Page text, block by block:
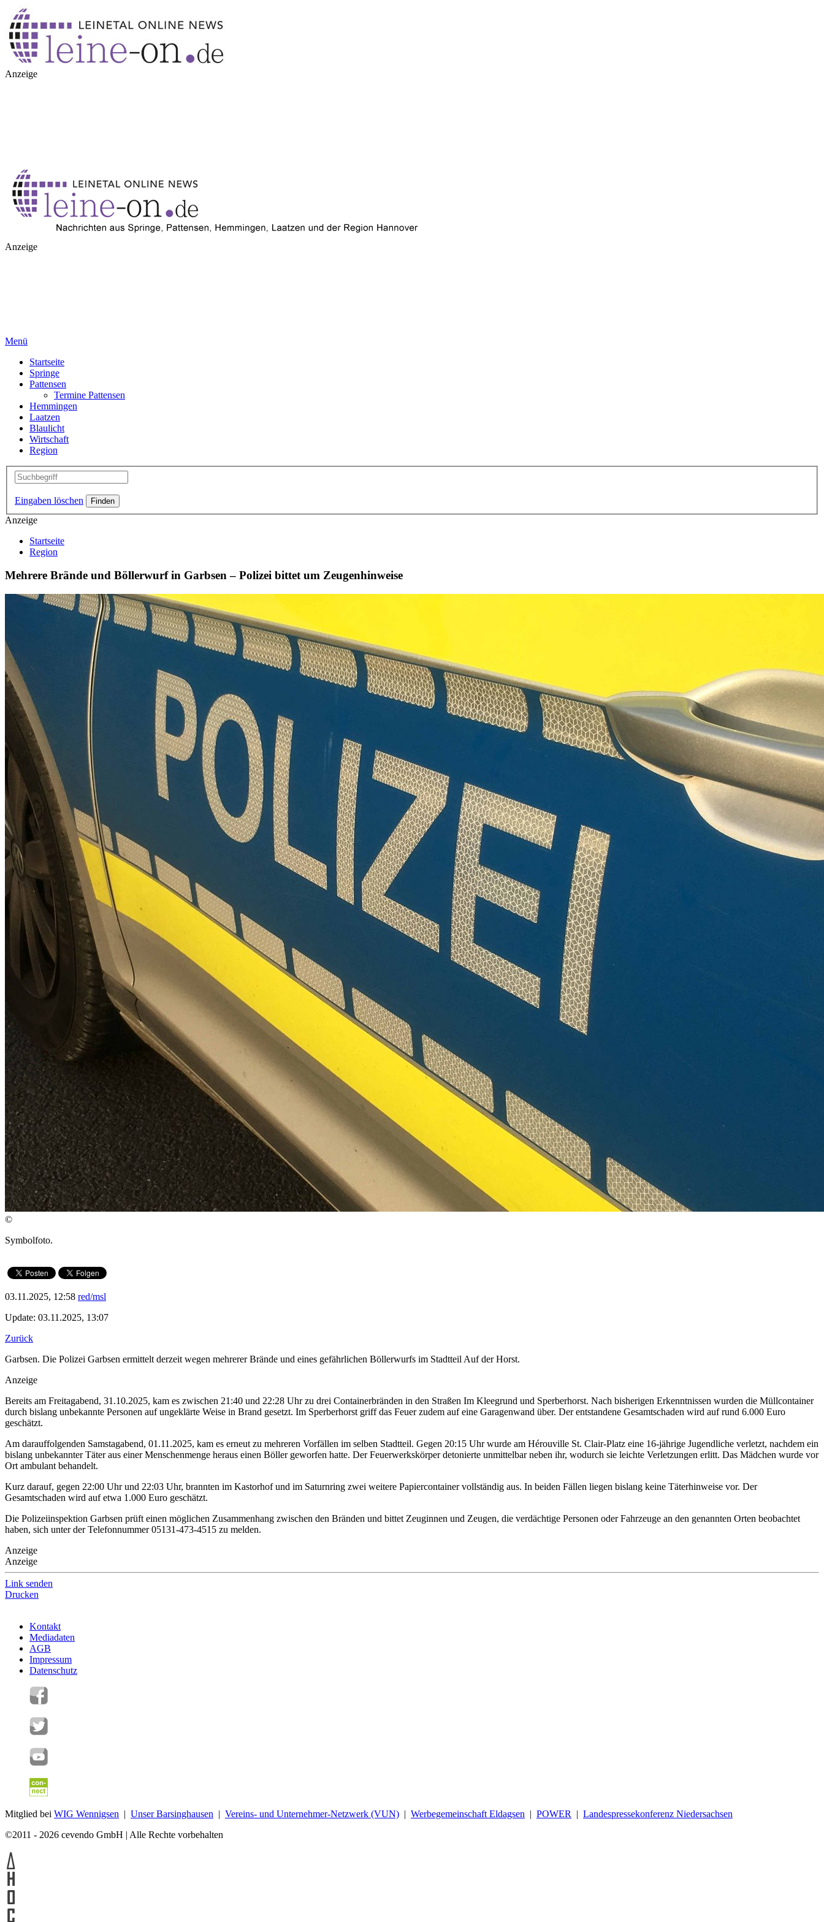
Anzeige
Anzeige
Menü
Startseite
Springe
Pattensen
Termine Pattensen
Hemmingen
Laatzen
Blaulicht
Wirtschaft
Region
Eingaben löschen
Anzeige
Startseite
Region
Mehrere Brände und Böllerwurf in Garbsen – Polizei bittet um Zeugenhinweise
©
Symbolfoto.
03.11.2025, 12:58 red/msl
Update: 03.11.2025, 13:07
Zurück
Garbsen. Die Polizei Garbsen ermittelt derzeit wegen mehrerer Brände und eines gefährlichen Böllerwurfs im Stadtteil Auf der Horst.
Anzeige
Bereits am Freitagabend, 31.10.2025, kam es zwischen 21:40 und 22:28 Uhr zu drei Containerbränden in den Straßen Im Kleegrund und Sperberhorst. Nach bisherigen Erkenntnissen wurden die Müllcontainer
durch bislang unbekannte Personen auf ungeklärte Weise in Brand gesetzt. Im Sperberhorst griff das Feuer zudem auf eine Garagenwand über. Der entstandene Gesamtschaden wird auf rund 6.000 Euro
geschätzt.
Am darauffolgenden Samstagabend, 01.11.2025, kam es erneut zu mehreren Vorfällen im selben Stadtteil. Gegen 20:15 Uhr wurde am Hérouville St. Clair-Platz eine 16-jährige Jugendliche verletzt, nachdem ein
bislang unbekannter Täter aus einer Menschenmenge heraus einen Böller geworfen hatte. Der Feuerwerkskörper detonierte unmittelbar neben ihr, wodurch sie leichte Verletzungen erlitt. Das Mädchen wurde vor
Ort ambulant behandelt.
Kurz darauf, gegen 22:00 Uhr und 22:03 Uhr, brannten im Kastorhof und im Saturnring zwei weitere Papiercontainer vollständig aus. In beiden Fällen liegen bislang keine Täterhinweise vor. Der
Gesamtschaden wird auf etwa 1.000 Euro geschätzt.
Die Polizeiinspektion Garbsen prüft einen möglichen Zusammenhang zwischen den Bränden und bittet Zeuginnen und Zeugen, die verdächtige Personen oder Fahrzeuge an den genannten Orten beobachtet
haben, sich unter der Telefonnummer 05131-473-4515 zu melden.
Anzeige
Anzeige
Link senden
Drucken
Kontakt
Mediadaten
AGB
Impressum
Datenschutz
Mitglied bei WIG Wennigsen | Unser Barsinghausen | Vereins- und Unternehmer-Netzwerk (VUN) | Werbegemeinschaft Eldagsen | POWER | Landespressekonferenz Niedersachsen
©2011 - 2026 cevendo GmbH | Alle Rechte vorbehalten